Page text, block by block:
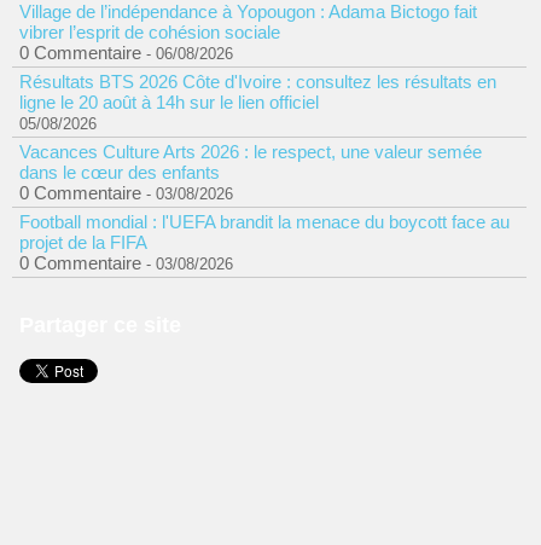
Village de l’indépendance à Yopougon : Adama Bictogo fait
vibrer l’esprit de cohésion sociale
0 Commentaire - 06/08/2026
Résultats BTS 2026 Côte d'Ivoire : consultez les résultats en
ligne le 20 août à 14h sur le lien officiel
05/08/2026
Vacances Culture Arts 2026 : le respect, une valeur semée
dans le cœur des enfants
0 Commentaire - 03/08/2026
Football mondial : l'UEFA brandit la menace du boycott face au
projet de la FIFA
0 Commentaire - 03/08/2026